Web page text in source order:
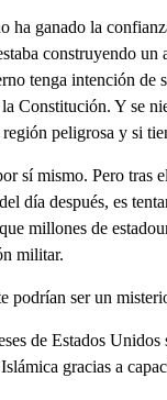
ha ganado la
construyendo
tenga intención de
Constitución. Y se
peligrosa y si
sí mismo. Pero tras
día después, es
millones de
militar.
podrían ser un
de Estados
gracias a